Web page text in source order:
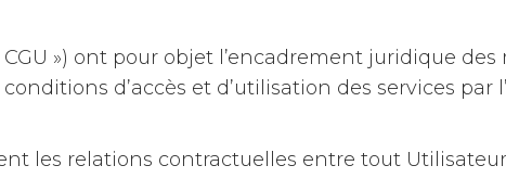
») ont pour objet l’encadrement juridique
d’accès et d’utilisation des services par
les relations contractuelles entre tout